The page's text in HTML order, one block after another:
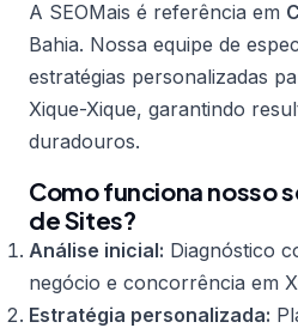
A SEOMais é referência em
Bahia. Nossa equipe de
estratégias personalizadas
Xique-Xique, garantindo
duradouros.
Como funciona nosso
de Sites?
Análise inicial: Diagnóstico
negócio e concorrência em
Estratégia personalizada: